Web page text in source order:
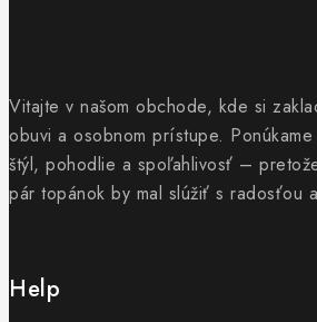
Vitajte v našom obchode, kde si
obuvi a osobnom prístupe.
štýl, pohodlie a spoľahlivosť –
pár topánok by mal slúžiť s radosťou
Help